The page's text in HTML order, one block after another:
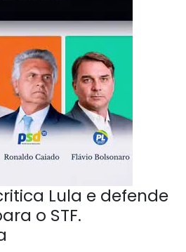
Lula e defende
o STF.